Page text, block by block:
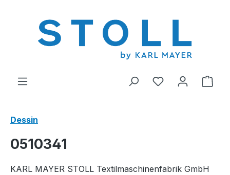
Vous avez 0Le
Dessin
0510341
KARL MAYER STOLL Textilmaschinenfabrik GmbH